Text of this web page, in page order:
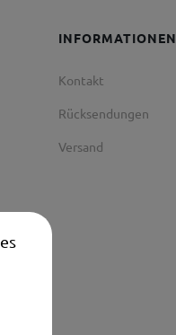
INFORMATIONEN
Kontakt
Rücksendungen
Versand